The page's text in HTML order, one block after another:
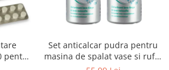
microunde
incalzire
pentru
Set anticalcar pudra pentru
masina de spalat vase si rufe,
WPRO 484000008416, 2 x 250g